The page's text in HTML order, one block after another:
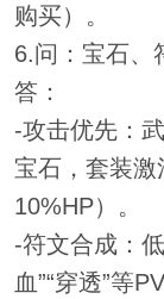
购买）。
6.问：宝石、
答：
-攻击优先：
宝石，套装
10%HP）。
-符文合成：
血”“穿透”等